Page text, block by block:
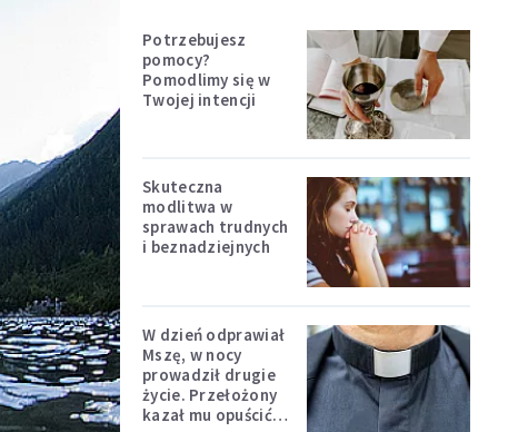
Potrzebujesz
pomocy?
Pomodlimy się w
Twojej intencji
Skuteczna
modlitwa w
sprawach trudnych
i beznadziejnych
W dzień odprawiał
Mszę, w nocy
prowadził drugie
życie. Przełożony
kazał mu opuścić